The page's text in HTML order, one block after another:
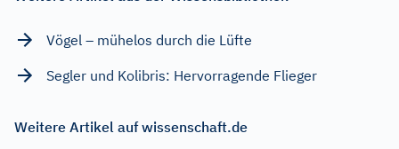
Vögel – mühelos durch die Lüfte
Segler und Kolibris: Hervorragende Flieger
Weitere Artikel auf wissenschaft.de